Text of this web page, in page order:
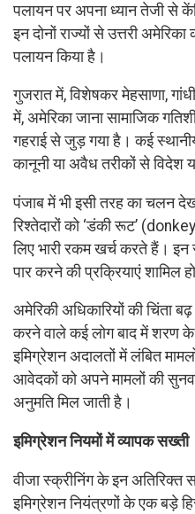
पलायन पर अपना ध्यान तेजी से
इन दोनों राज्यों से उत्तरी
पलायन किया है।
गुजरात में, विशेषकर मेहसाणा,
में, अमेरिका जाना सामाजिक
गहराई से जुड़ गया है। कई
कानूनी या अवैध तरीकों से विदेश
पंजाब में भी इसी तरह का चलन
रिश्तेदारों को ‘डंकी रूट’
लिए भारी रकम खर्च करते हैं।
पार करने की प्रक्रियाएं शामिल
अमेरिकी अधिकारियों की चिंता
करने वाले कई लोग बाद में शरण
इमिग्रेशन अदालतों में लंबित
आवेदकों को अपने मामलों की
अनुमति मिल जाती है।
इमिग्रेशन नियमों में व्यापक सख्ती
वीजा स्क्रीनिंग के इन अतिरिक्त
इमिग्रेशन नियंत्रणों के एक बड़े